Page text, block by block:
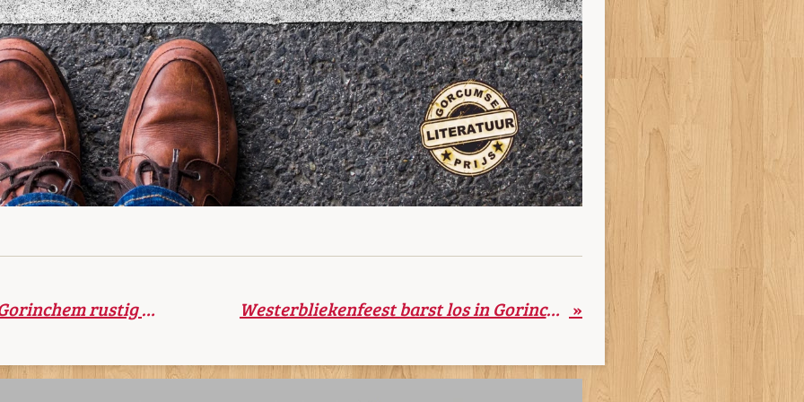
Nieuwjaarsnacht in Gorinchem rustig verlopen Westerbliekenfeest barst los in Gorinchem! »